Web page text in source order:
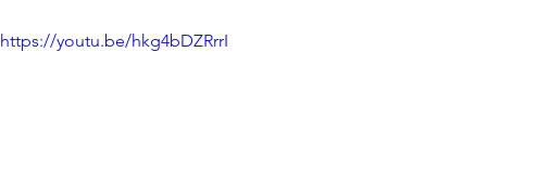
https://youtu.be/hkg4bDZRrrI